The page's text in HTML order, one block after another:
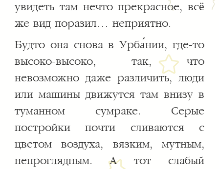
увидеть там нечто прекрасное, всё
же вид поразил… неприятно.
Будто она снова в Урба́нии, где-то
высоко-высоко, так, что
невозможно даже различить, люди
или машины движутся там внизу в
туманном сумраке. Серые
постройки почти сливаются с
цветом воздуха, вязким, мутным,
непроглядным. А тот слабый